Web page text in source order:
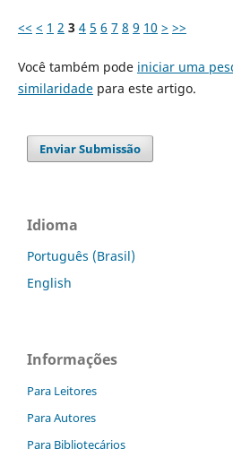
<< < 1 2 3 4 5 6 7 8 9 10 > >>
Você também pode iniciar uma
similaridadepara este artigo.
Enviar Submissão
Idioma
Português (Brasil)
English
Informações
Para Leitores
Para Autores
Para Bibliotecários